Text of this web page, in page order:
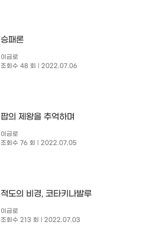
승패론
이금로
조회수 48 회
| 2022.07.06
팝의 제왕을 추억하며
이금로
조회수 76 회
| 2022.07.05
적도의 비경, 코타키나발루
이금로
조회수 213 회
| 2022.07.03